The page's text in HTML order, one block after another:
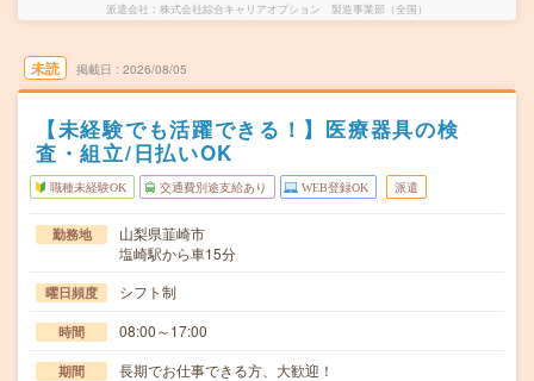
派遣会社 株式会社綜合キャリアオプション 製造事業部（全国）
未読 掲載日 2026/08/05
【未経験でも活躍できる！】医療器具の検
査・組立/日払いOK
職種未経験OK 交通費別途支給あり WEB登録OK 派遣
勤務地
山梨県韮崎市
塩崎駅から車15分
曜日頻度 シフト制
時間 08:00～17:00
期間 長期でお仕事できる方、大歓迎！